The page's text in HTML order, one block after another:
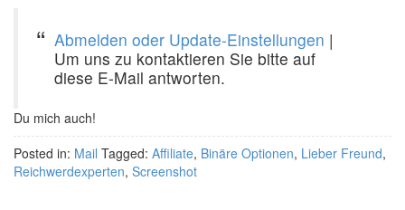
Abmelden oder Update-Einstellungen |
Um uns zu kontaktieren Sie bitte auf
diese E-Mail antworten.
Du mich auch!
Posted in: Mail Tagged: Affiliate, Binäre Optionen, Lieber Freund,
Reichwerdexperten, Screenshot